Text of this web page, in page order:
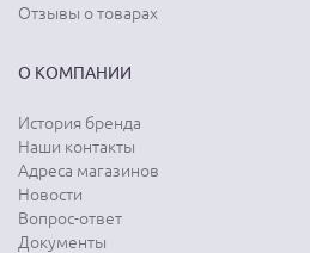
Отзывы о товарах
О КОМПАНИИ
История бренда
Наши контакты
Адреса магазинов
Новости
Вопрос-ответ
Документы